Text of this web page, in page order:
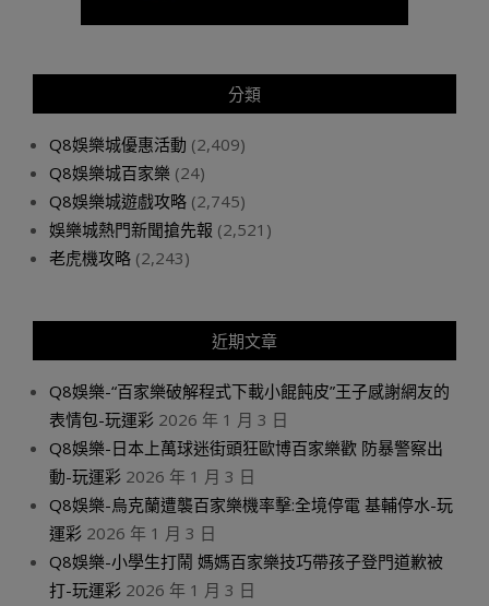
分類
Q8娛樂城優惠活動 (2,409)
Q8娛樂城百家樂 (24)
Q8娛樂城遊戲攻略 (2,745)
娛樂城熱門新聞搶先報 (2,521)
老虎機攻略 (2,243)
近期文章
Q8娛樂-“百家樂破解程式下載小餛飩皮”王子感謝網友的
表情包-玩運彩 2026 年 1 月 3 日
Q8娛樂-日本上萬球迷街頭狂歐博百家樂歡 防暴警察出
動-玩運彩 2026 年 1 月 3 日
Q8娛樂-烏克蘭遭襲百家樂機率擊:全境停電 基輔停水-玩
運彩 2026 年 1 月 3 日
Q8娛樂-小學生打鬧 媽媽百家樂技巧帶孩子登門道歉被
打-玩運彩 2026 年 1 月 3 日